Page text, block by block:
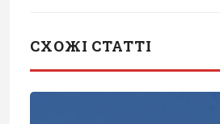
СХОЖІ СТАТТІ